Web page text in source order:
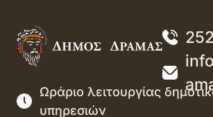
Ωράριο λειτουργίας
υπηρεσιών